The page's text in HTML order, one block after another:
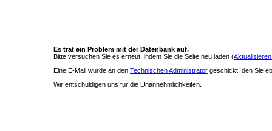
Es trat ein Problem mit der Datenbank auf.
Bitte versuchen Sie es erneut, indem Sie die Seite neu laden (
Eine E-Mail wurde an den Technischen Administrator geschickt, den Sie
Wir entschuldigen uns für die Unannehmlichkeiten.